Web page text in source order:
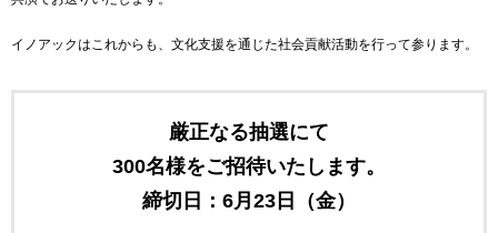
イノアックはこれからも、文化支援を通じた社会貢献活動を行って参ります。
厳正なる抽選にて
300名様をご招待いたします。
締切日：6月23日（金）